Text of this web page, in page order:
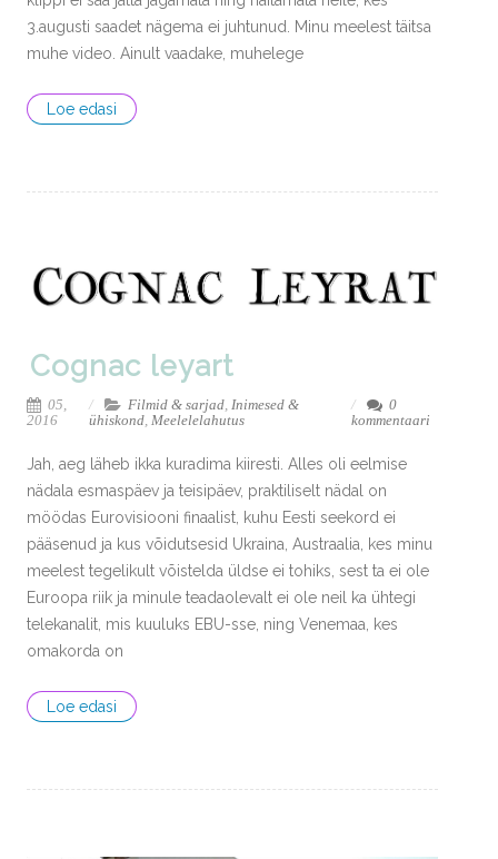
3.augusti saadet nägema ei juhtunud. Minu meelest täitsa
muhe video. Ainult vaadake, muhelege
Loe edasi
Cognac leyart
05,
2016
Filmid & sarjad, Inimesed &
ühiskond, Meelelelahutus
0
kommentaari
Jah, aeg läheb ikka kuradima kiiresti. Alles oli eelmise
nädala esmaspäev ja teisipäev, praktiliselt nädal on
möödas Eurovisiooni finaalist, kuhu Eesti seekord ei
pääsenud ja kus võidutsesid Ukraina, Austraalia, kes minu
meelest tegelikult võistelda üldse ei tohiks, sest ta ei ole
Euroopa riik ja minule teadaolevalt ei ole neil ka ühtegi
telekanalit, mis kuuluks EBU-sse, ning Venemaa, kes
omakorda on
Loe edasi